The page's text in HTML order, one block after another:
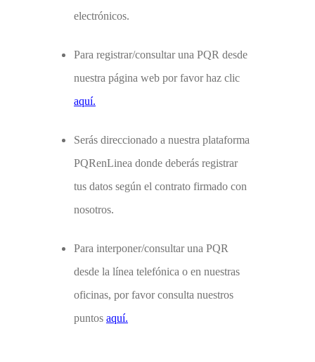
electrónicos.
Para registrar/consultar una PQR desde
nuestra página web por favor haz clic
aquí.
Serás direccionado a nuestra plataforma
PQRenLinea donde deberás registrar
tus datos según el contrato firmado con
nosotros.
Para interponer/consultar una PQR
desde la línea telefónica o en nuestras
oficinas, por favor consulta nuestros
puntos aquí.